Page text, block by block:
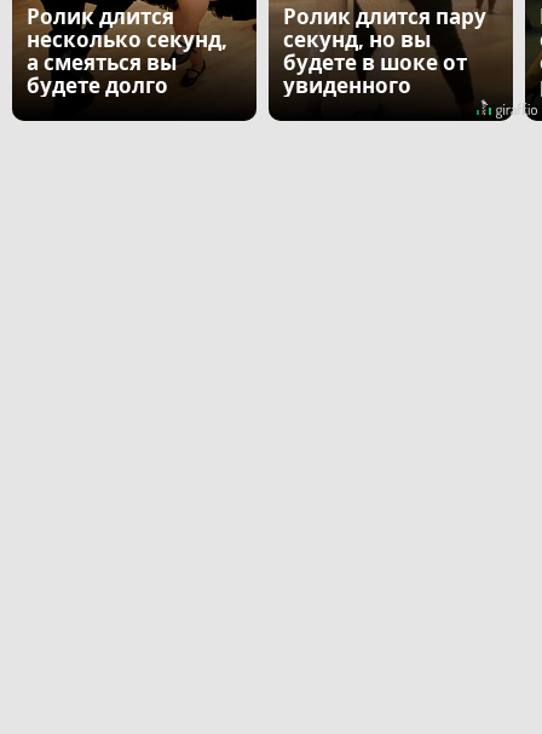
Ролик длится
несколько секунд,
а смеяться вы
будете долго
Ролик длится пару
секунд, но вы
будете в шоке от
увиденного